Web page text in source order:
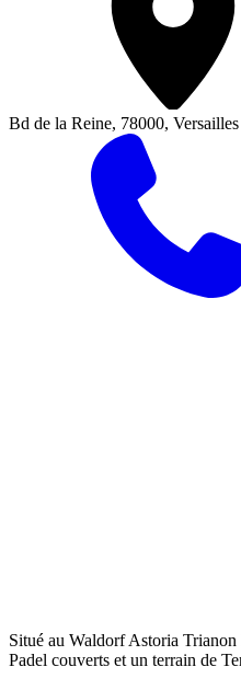
Bd de la Reine, 78000, Versailles
Situé au Waldorf Astoria Trianon
Padel couverts et un terrain de